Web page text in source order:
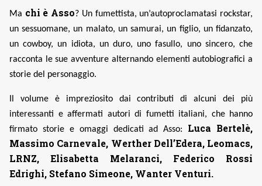
Ma chi è Asso? Un fumettista, un’autoproclamatasi rockstar,
un sessuomane, un malato, un samurai, un figlio, un fidanzato,
un cowboy, un idiota, un duro, uno fasullo, uno sincero, che
racconta le sue avventure alternando elementi autobiografici a
storie del personaggio.
Il volume è impreziosito dai contributi di alcuni dei più
interessanti e affermati autori di fumetti italiani, che hanno
firmato storie e omaggi dedicati ad Asso: Luca Bertelè,
Massimo Carnevale, Werther Dell’Edera, Leomacs,
LRNZ, Elisabetta Melaranci, Federico Rossi
Edrighi, Stefano Simeone, Wanter Venturi.